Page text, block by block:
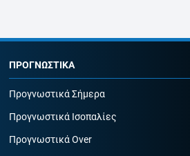
ΠΡΟΓΝΩΣΤΙΚΑ
Προγνωστικά Σήμερα
Προγνωστικά Ισοπαλίες
Προγνωστικά Over